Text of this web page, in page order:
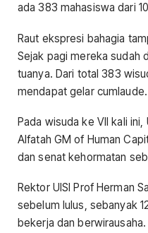
ada 383 mahasiswa dari
Raut ekspresi bahagia
Sejak pagi mereka sudah
tuanya. Dari total 383
mendapat gelar cumlaude.
Pada wisuda ke VII kali ini,
Alfatah GM of Human
dan senat kehormatan
Rektor UISI Prof Herman
sebelum lulus, sebanyak
bekerja dan